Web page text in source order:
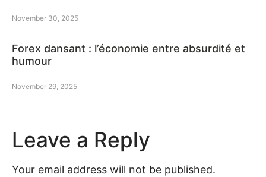
November 30, 2025
Forex dansant : l’économie entre absurdité et
humour
November 29, 2025
Leave a Reply
Your email address will not be published.